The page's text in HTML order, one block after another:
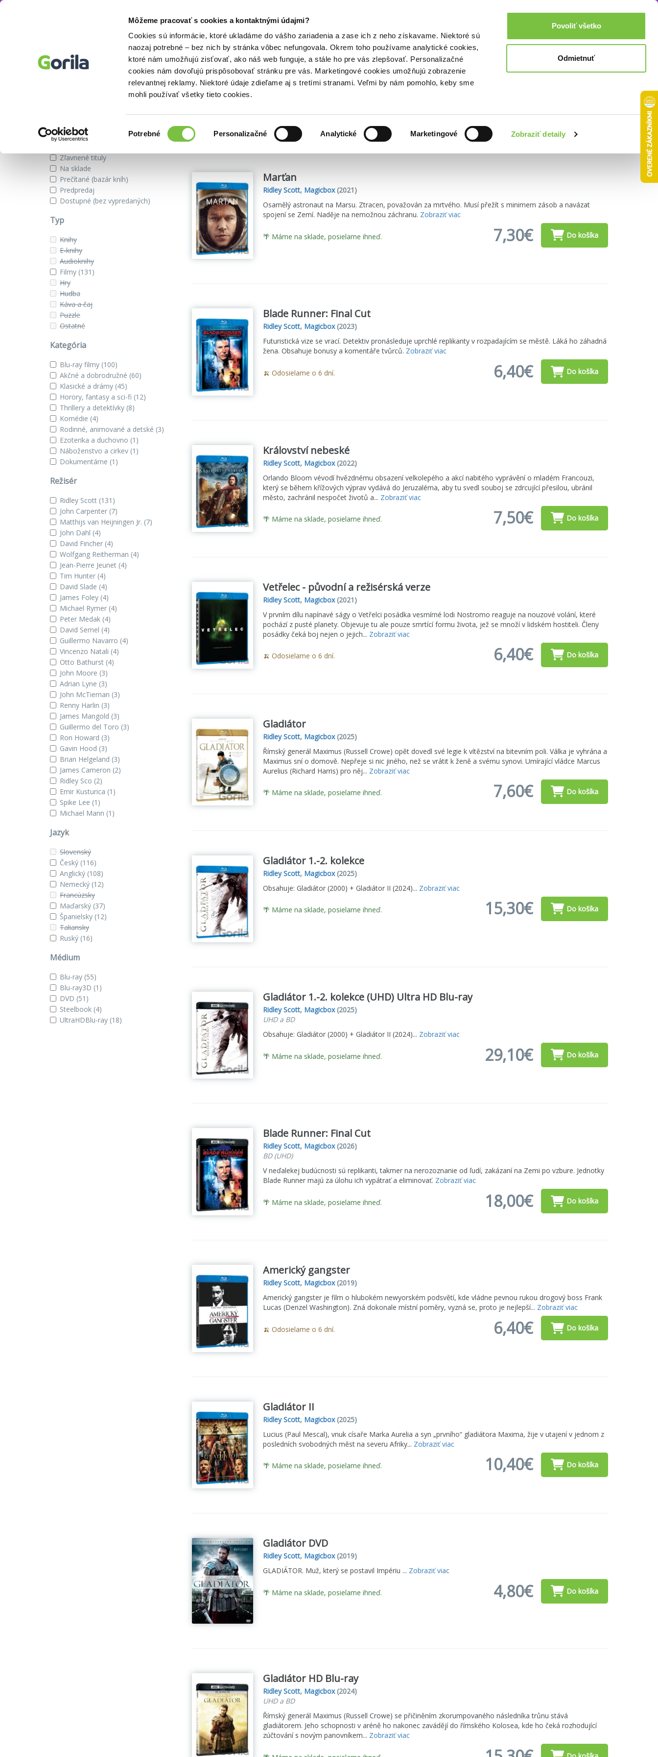
Môžeme pracovať s cookies a kontaktnými údajmi?
Cookies sú informácie, ktoré ukladáme do vášho zariadenia a zase ich z neho získavame. Niektoré sú
naozaj potrebné – bez nich by stránka vôbec nefungovala. Okrem toho používame analytické cookies,
ktoré nám umožňujú zisťovať, ako náš web funguje, a stále ho pre vás zlepšovať. Personalizačné
cookies nám dovoľujú prispôsobovať stránku pre vás. Marketingové cookies umožňujú zobrazenie
relevantnej reklamy. Niektoré údaje zdieľame aj s tretími stranami. Veľmi by nám pomohlo, keby sme
mohli používať všetky tieto cookies.
súhlasu
Potrebné Personalizačné Analytické Marketingové Zobraziť detaily
Povoliť všetko
Odmietnuť
Doplnky Prihlásenie 0,00€
Ridley Scott Akcie a zľavy
Zobraziť iba
Zľavnené tituly
Na sklade
Prečítané (bazár kníh)
Predpredaj
Dostupné (bez vypredaných)
Typ
Knihy
E-knihy
Audioknihy
Filmy (131)
Hry
Hudba
Káva a čaj
Puzzle
Ostatné
Kategória
Blu-ray filmy (100)
Akčné a dobrodružné (60)
Klasické a drámy (45)
Horory, fantasy a sci-fi (12)
Thrillery a detektívky (8)
Komédie (4)
Rodinné, animované a detské (3)
Ezoterika a duchovno (1)
Náboženstvo a cirkev (1)
Dokumentárne (1)
Režisér
Ridley Scott (131)
John Carpenter (7)
Matthijs van Heijningen Jr. (7)
John Dahl (4)
David Fincher (4)
Wolfgang Reitherman (4)
Jean-Pierre Jeunet (4)
Tim Hunter (4)
David Slade (4)
James Foley (4)
Michael Rymer (4)
Peter Medak (4)
David Semel (4)
Guillermo Navarro (4)
Vincenzo Natali (4)
Otto Bathurst (4)
John Moore (3)
Adrian Lyne (3)
John McTiernan (3)
Renny Harlin (3)
James Mangold (3)
Guillermo del Toro (3)
Ron Howard (3)
Gavin Hood (3)
Brian Helgeland (3)
James Cameron (2)
Ridley Sco (2)
Emir Kusturica (1)
Spike Lee (1)
Michael Mann (1)
Jazyk
Slovenský
Český (116)
Anglický (108)
Nemecký (12)
Francúzsky
Maďarský (37)
Španielsky (12)
Taliansky
Ruský (16)
Médium
Blu-ray (55)
Blu-ray3D (1)
DVD (51)
Steelbook (4)
UltraHDBlu-ray (18)
Našli sme titulov Zoradiť podľa:
Marťan
Ridley Scott, Magicbox(2021)
Osamělý astronaut na Marsu. Ztracen, považován za mrtvého. Musí přežít s minimem zásob a navázat
spojení se Zemí. Naděje na nemožnou záchranu. Zobraziť viac
🌴 Máme na sklade, posielame ihneď. 7,30€ Do košíka
Blade Runner: Final Cut
Ridley Scott, Magicbox(2023)
Futuristická vize se vrací. Detektiv pronásleduje uprchlé replikanty v rozpadajícím se městě. Láká ho záhadná
žena. Obsahuje bonusy a komentáře tvůrců. Zobraziť viac
🍌 Odosielame o 6 dní. 6,40€ Do košíka
Království nebeské
Ridley Scott, Magicbox(2022)
Orlando Bloom vévodí hvězdnému obsazení velkolepého a akcí nabitého vyprávění o mladém Francouzi,
který se během křížových výprav vydává do Jeruzaléma, aby tu svedl souboj se zdrcující přesilou, ubránil
město, zachránil nespočet životů a... Zobraziť viac
🌴 Máme na sklade, posielame ihneď. 7,50€ Do košíka
Vetřelec - původní a režisérská verze
Ridley Scott, Magicbox(2021)
V prvním dílu napínavé ságy o Vetřelci posádka vesmírné lodi Nostromo reaguje na nouzové volání, které
pochází z pusté planety. Objevuje tu ale pouze smrtící formu života, jež se množí v lidském hostiteli. Členy
posádky čeká boj nejen o jejich... Zobraziť viac
🍌 Odosielame o 6 dní. 6,40€ Do košíka
Gladiátor
Ridley Scott, Magicbox(2025)
Římský generál Maximus (Russell Crowe) opět dovedl své legie k vítězství na bitevním poli. Válka je vyhrána a
Maximus sní o domově. Nepřeje si nic jiného, než se vrátit k ženě a svému synovi. Umírající vládce Marcus
Aurelius (Richard Harris) pro něj... Zobraziť viac
🌴 Máme na sklade, posielame ihneď. 7,60€ Do košíka
Gladiátor 1.-2. kolekce
Ridley Scott, Magicbox(2025)
Obsahuje: Gladiátor (2000) + Gladiátor II (2024)... Zobraziť viac
🌴 Máme na sklade, posielame ihneď. 15,30€ Do košíka
Gladiátor 1.-2. kolekce (UHD) Ultra HD Blu-ray
Ridley Scott, Magicbox(2025)
UHD a BD
Obsahuje: Gladiátor (2000) + Gladiátor II (2024)... Zobraziť viac
🌴 Máme na sklade, posielame ihneď. 29,10€ Do košíka
Blade Runner: Final Cut
Ridley Scott, Magicbox(2026)
BD (UHD)
V neďalekej budúcnosti sú replikanti, takmer na nerozoznanie od ľudí, zakázaní na Zemi po vzbure. Jednotky
Blade Runner majú za úlohu ich vypátrať a eliminovať. Zobraziť viac
🌴 Máme na sklade, posielame ihneď. 18,00€ Do košíka
Americký gangster
Ridley Scott, Magicbox(2019)
Americký gangster je film o hlubokém newyorském podsvětí, kde vládne pevnou rukou drogový boss Frank
Lucas (Denzel Washington). Zná dokonale místní poměry, vyzná se, proto je nejlepší... Zobraziť viac
🍌 Odosielame o 6 dní. 6,40€ Do košíka
Gladiátor II
Ridley Scott, Magicbox(2025)
Lucius (Paul Mescal), vnuk císaře Marka Aurelia a syn „prvního“ gladiátora Maxima, žije v utajení v jednom z
posledních svobodných měst na severu Afriky... Zobraziť viac
🌴 Máme na sklade, posielame ihneď. 10,40€ Do košíka
Gladiátor DVD
Ridley Scott, Magicbox(2019)
GLADIÁTOR. Muž, který se postavil Impériu ... Zobraziť viac
🌴 Máme na sklade, posielame ihneď. 4,80€ Do košíka
Gladiátor HD Blu-ray
Ridley Scott, Magicbox(2024)
UHD a BD
Římský generál Maximus (Russell Crowe) se přičiněním zkorumpovaného následníka trůnu stává
gladiátorem. Jeho schopnosti v aréně ho nakonec zavádějí do římského Kolosea, kde ho čeká rozhodující
zúčtování s novým panovníkem... Zobraziť viac